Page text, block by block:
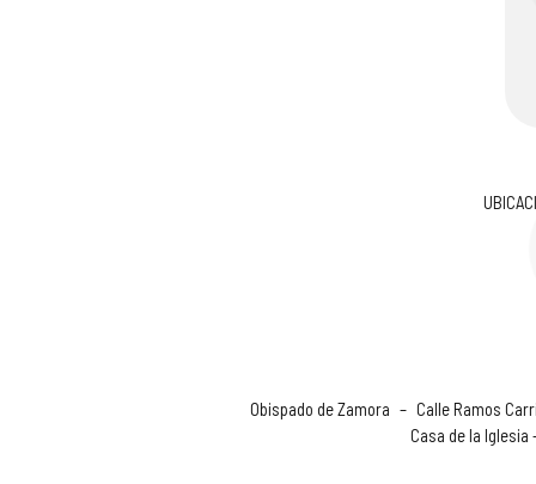
Obispado de Zamora – Calle Ramos
Casa de la Iglesia